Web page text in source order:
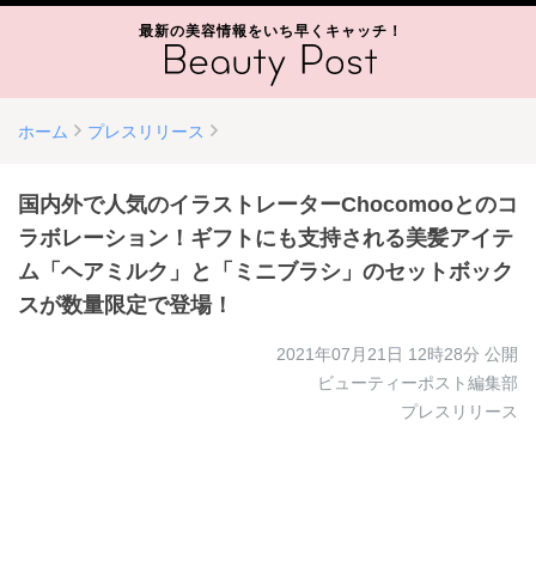
最新の美容情報をいち早くキャッチ！
ホーム プレスリリース
国内外で人気のイラストレーターChocomooとのコ
ラボレーション！ギフトにも支持される美髪アイテ
ム「ヘアミルク」と「ミニブラシ」のセットボック
スが数量限定で登場！
2021年07月21日 12時28分 公開
ビューティーポスト編集部
プレスリリース